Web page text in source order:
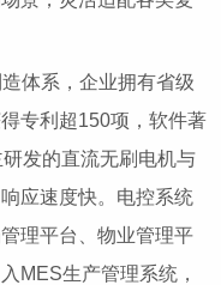
体系，企业拥有省级
专利超150项，软件著
发的直流无刷电机与
应速度快。电控系统
理平台、物业管理平
MES生产管理系统，